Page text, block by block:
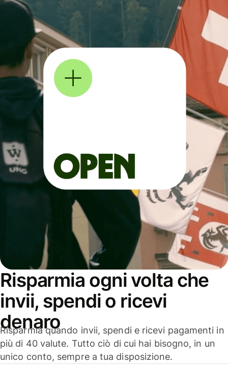
Risparmia ogni volta che
invii, spendi o ricevi
denaro
Risparmia quando invii, spendi e ricevi pagamenti in
più di 40 valute. Tutto ciò di cui hai bisogno, in un
unico conto, sempre a tua disposizione.